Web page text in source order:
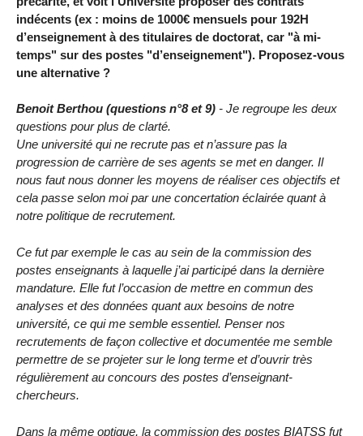
indécents (ex : moins de 1000€ mensuels pour 192H
d’enseignement à des titulaires de doctorat, car "à mi-
temps" sur des postes "d’enseignement"). Proposez-vous
une alternative ?
Benoit Berthou (questions n°8 et 9) - Je regroupe les deux
questions pour plus de clarté.
Une université qui ne recrute pas et n’assure pas la
progression de carrière de ses agents se met en danger. Il
nous faut nous donner les moyens de réaliser ces objectifs et
cela passe selon moi par une concertation éclairée quant à
notre politique de recrutement.
Ce fut par exemple le cas au sein de la commission des
postes enseignants à laquelle j’ai participé dans la dernière
mandature. Elle fut l’occasion de mettre en commun des
analyses et des données quant aux besoins de notre
université, ce qui me semble essentiel. Penser nos
recrutements de façon collective et documentée me semble
permettre de se projeter sur le long terme et d’ouvrir très
régulièrement au concours des postes d’enseignant-
chercheurs.
Dans la même optique, la commission des postes BIATSS fut